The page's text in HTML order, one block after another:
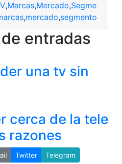
,Marcas,Mercado,Segmentos
,mercado,segmento
entradas
una tv sin
cerca de la tele
razones
Twitter Telegram